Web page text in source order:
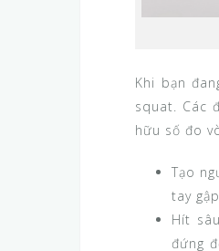
Khi bạn
squat. Các
hữu số đo
Tạo
tay
Hít
đứng